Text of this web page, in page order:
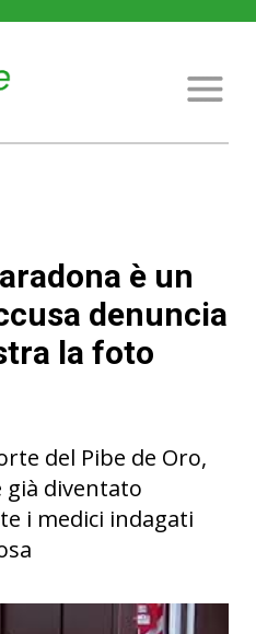
è un
denuncia
la foto
del Pibe de Oro,
già diventato
i medici indagati